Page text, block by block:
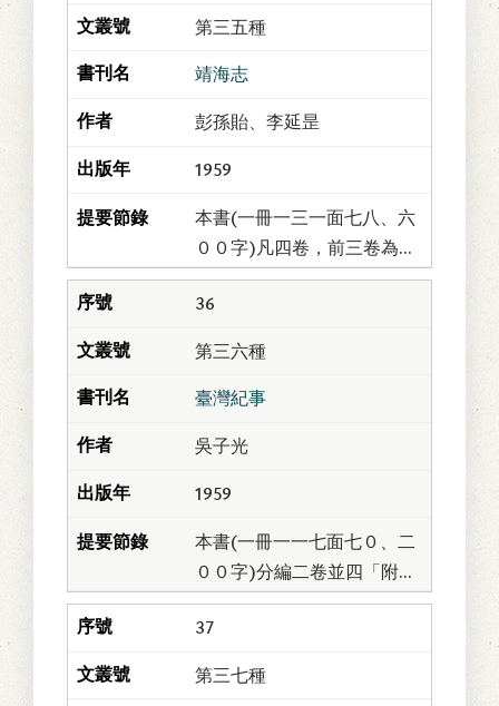
晉江。既長，奇氣虎虎、狂
志嘐嘐，以詩酒自...
第三五種
靖海志
彭孫貽、李延昰
1959
本書(一冊一三一面七八、六
００字)凡四卷，前三卷為彭
孫貽撰、後一卷由李延昰補
編。孫貽字羿仁，又字仲
謀，浙江海鹽人；明太常節
愍公觀民仲子。生於...
36
第三六種
臺灣紀事
吳子光
1959
本書(一冊一一七面七０、二
００字)分編二卷並四「附
錄」，吳子光撰。子光字芸
閣，原籍廣東嘉應州；清道
光間，隨父渡臺謀生，因家
於淡水。同治乙丑(...
37
第三七種